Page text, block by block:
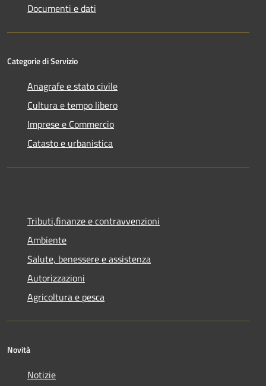
Documenti e dati
Categorie di Servizio
Anagrafe e stato civile
Cultura e tempo libero
Imprese e Commercio
Catasto e urbanistica
Tributi,finanze e contravvenzioni
Ambiente
Salute, benessere e assistenza
Autorizzazioni
Agricoltura e pesca
Novità
Notizie